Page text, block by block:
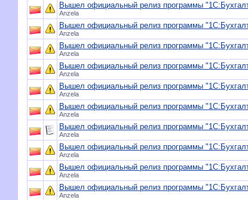
Вышел официальный релиз программы
Anzela
Вышел официальный релиз программы
Anzela
Вышел официальный релиз программы
Anzela
Вышел официальный релиз программы
Anzela
Вышел официальный релиз программы
Anzela
Вышел официальный релиз программы
Anzela
Вышел официальный релиз программы
Anzela
Вышел официальный релиз программы
Anzela
Вышел официальный релиз программы
Anzela
Вышел официальный релиз программы
Anzela